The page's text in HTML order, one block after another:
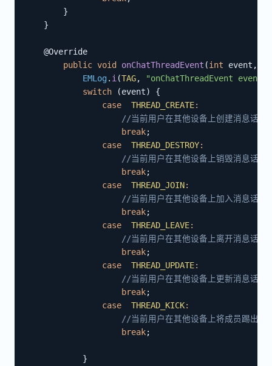
}
}
@Override
public void onChatThreadEvent (int event ,
EMLog. i (TAG, "onChatThreadEvent event"
switch
(event)
{
case
THREAD_CREATE:
//当前用户在其他设备上创建消息话题
break;
case
THREAD_DESTROY:
//当前用户在其他设备上销毁消息话题
break;
case
THREAD_JOIN:
//当前用户在其他设备上加入消息话题
break;
case
THREAD_LEAVE:
//当前用户在其他设备上离开消息话题
break;
case
THREAD_UPDATE:
//当前用户在其他设备上更新消息话题
break;
case
THREAD_KICK:
//当前用户在其他设备上将成员踢出消
break;
}